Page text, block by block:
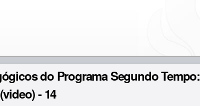
do Programa Segundo Tempo:
- 14